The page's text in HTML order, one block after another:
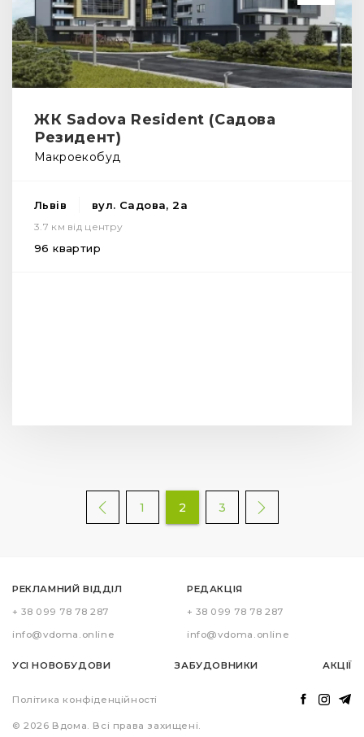
ЖК Sadova Resident (Садова
Резидент)
Макроекобуд
Львів вул. Садова, 2а
3.7 км від центру
96 квартир
1 2 3
РЕКЛАМНИЙ ВІДДІЛ
+ 38 099 78 78 287
info@vdoma.online
РЕДАКЦІЯ
+ 38 099 78 78 287
info@vdoma.online
АКЦІЇ
ЗАБУДОВНИКИ
УСІ НОВОБУДОВИ
Політика конфіденційності
© 2026 Вдома. Всі права захищені.